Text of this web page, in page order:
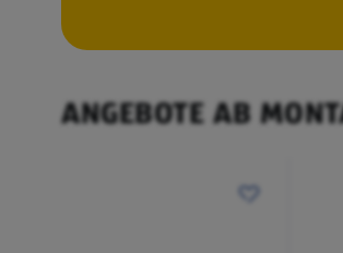
ANGEBOTE AB